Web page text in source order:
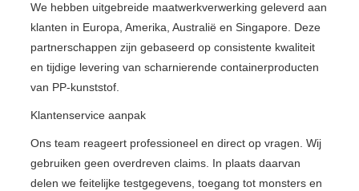
We hebben uitgebreide maatwerkverwerking geleverd aan
klanten in Europa, Amerika, Australië en Singapore. Deze
partnerschappen zijn gebaseerd op consistente kwaliteit
en tijdige levering van scharnierende containerproducten
van PP-kunststof.
Klantenservice aanpak
Ons team reageert professioneel en direct op vragen. Wij
gebruiken geen overdreven claims. In plaats daarvan
delen we feitelijke testgegevens, toegang tot monsters en